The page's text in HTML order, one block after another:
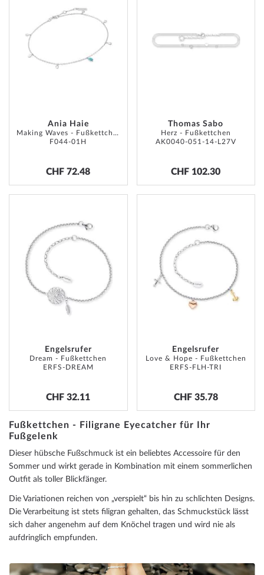
Ania Haie
Making Waves - Fußkettchen
F044-01H
CHF 72.48
WISH
LIST
Thomas Sabo
Herz - Fußkettchen
AK0040-051-14-L27V
CHF 102.30
LIST
Engelsrufer
Dream - Fußkettchen
ERFS-DREAM
CHF 32.11
LIST
Engelsrufer
Love & Hope - Fußkettchen
ERFS-FLH-TRI
CHF 35.78
LIST
Fußkettchen - Filigrane Eyecatcher für Ihr
Fußgelenk
Dieser hübsche Fußschmuck ist ein beliebtes Accessoire für den
Sommer und wirkt gerade in Kombination mit einem sommerlichen
Outfit als toller Blickfänger.
Die Variationen reichen von „verspielt“ bis hin zu schlichten Designs.
Die Verarbeitung ist stets filigran gehalten, das Schmuckstück lässt
sich daher angenehm auf dem Knöchel tragen und wird nie als
aufdringlich empfunden.